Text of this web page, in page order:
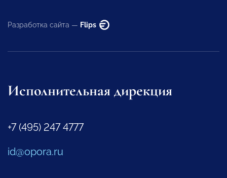
Разработка сайта — Flips
Исполнительная дирекция
+7 (495) 247 4777
id@opora.ru